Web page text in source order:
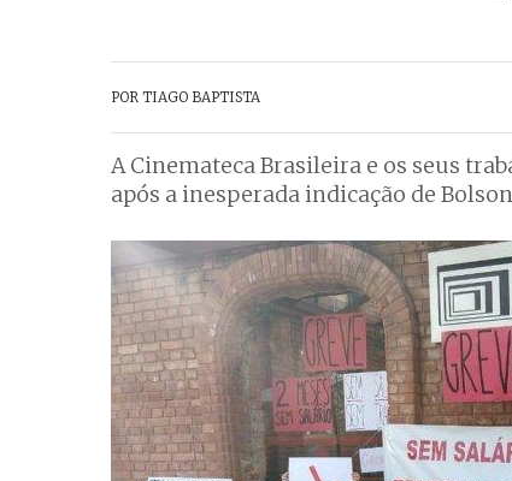
POR TIAGO BAPTISTA
A Cinemateca Brasileira e os seus
após a inesperada indicação de